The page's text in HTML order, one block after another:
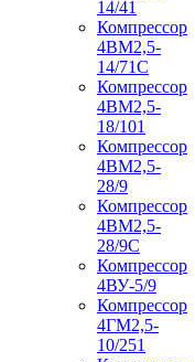
14/41
Компрессор
4ВМ2,5-
14/71C
Компрессор
4ВМ2,5-
18/101
Компрессор
4ВМ2,5-
28/9
Компрессор
4ВМ2,5-
28/9С
Компрессор
4ВУ-5/9
Компрессор
4ГМ2,5-
10/251